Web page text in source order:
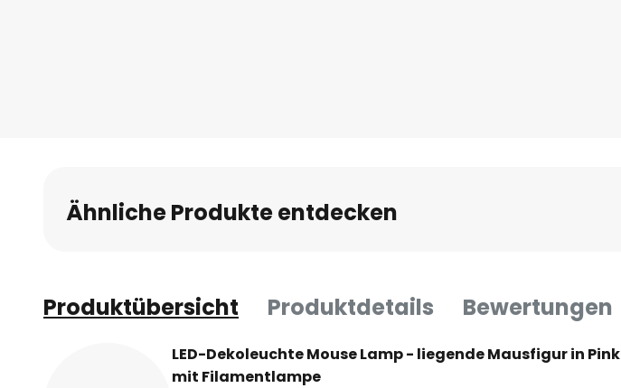
Ähnliche Produkte entdecken
Produktübersicht Produktdetails Bewertungen
LED-Dekoleuchte Mouse Lamp - liegende Mausfigur in Pink
mit Filamentlampe